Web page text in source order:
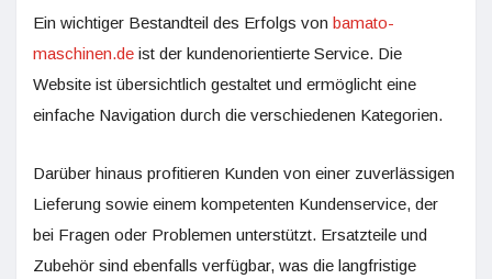
Ein wichtiger Bestandteil des Erfolgs von bamato-
maschinen.de ist der kundenorientierte Service. Die
Website ist übersichtlich gestaltet und ermöglicht eine
einfache Navigation durch die verschiedenen Kategorien.
Darüber hinaus profitieren Kunden von einer zuverlässigen
Lieferung sowie einem kompetenten Kundenservice, der
bei Fragen oder Problemen unterstützt. Ersatzteile und
Zubehör sind ebenfalls verfügbar, was die langfristige